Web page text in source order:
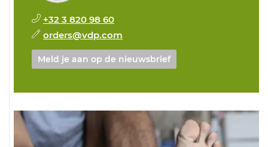
+32 3 820 98 60
orders@vdp.com
Meld je aan op de nieuwsbrief